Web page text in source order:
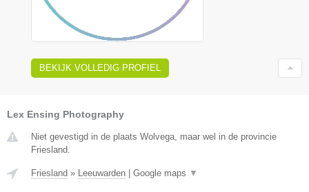
BEKIJK VOLLEDIG PROFIEL
Lex Ensing Photography
Niet gevestigd in de plaats Wolvega, maar wel in de provincie
Friesland.
Friesland » Leeuwarden | Google maps ▼